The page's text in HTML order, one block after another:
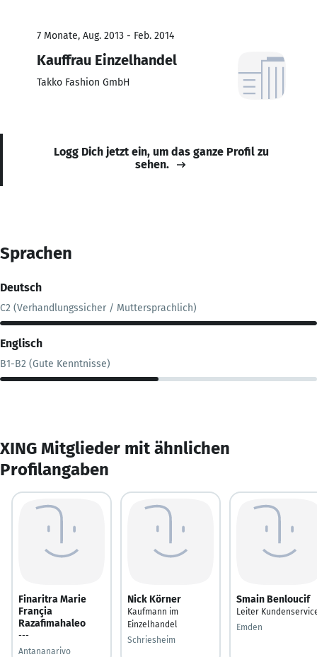
7 Monate, Aug. 2013 - Feb. 2014
Kauffrau Einzelhandel
Takko Fashion GmbH
Logg Dich jetzt ein, um das ganze Profil zu
sehen.
Sprachen
Deutsch
C2 (Verhandlungssicher / Muttersprachlich)
Englisch
B1-B2 (Gute Kenntnisse)
XING Mitglieder mit ähnlichen
Profilangaben
Finaritra Marie
Françia
Razafimahaleo
---
Antananarivo
Nick Körner
Kaufmann im
Einzelhandel
Schriesheim
Smain Benloucif
Leiter
Emden